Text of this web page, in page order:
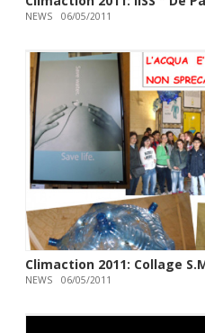
NEWS 06/05/2011
Climaction 2011: Collage
NEWS 06/05/2011